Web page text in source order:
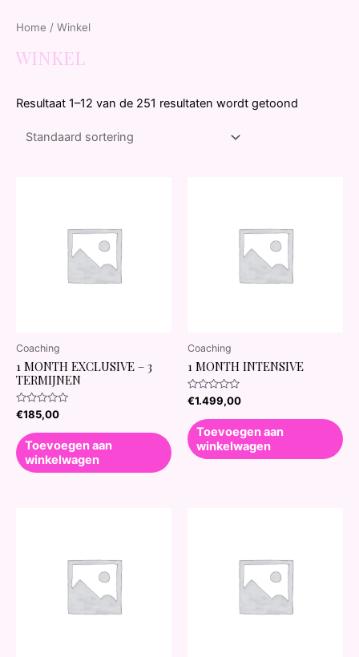
Home / Winkel
WINKEL
Resultaat 1–12 van de 251 resultaten wordt getoond
Coaching
1 MONTH EXCLUSIVE – 3
TERMIJNEN
Waardering
0
5
€185,00
Toevoegen aan
winkelwagen
Coaching
1 MONTH INTENSIVE
Waardering
0
5
€1.499,00
Toevoegen aan
winkelwagen